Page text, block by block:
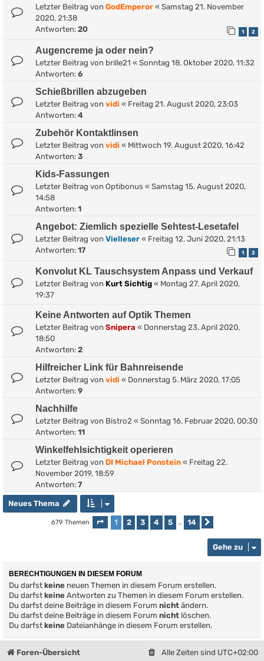
Letzter Beitrag von GodEmperor « Samstag 21. November
2020, 21:38
Antworten: 20 1 2
Augencreme ja oder nein?
Letzter Beitrag von brille21 « Sonntag 18. Oktober 2020, 11:32
Antworten: 6
Schießbrillen abzugeben
Letzter Beitrag von vidi « Freitag 21. August 2020, 23:03
Antworten: 4
Zubehör Kontaktlinsen
Letzter Beitrag von vidi « Mittwoch 19. August 2020, 16:42
Antworten: 3
Kids-Fassungen
Letzter Beitrag von Optibonus « Samstag 15. August 2020,
14:58
Antworten: 1
Angebot: Ziemlich spezielle Sehtest-Lesetafel
Letzter Beitrag von Vielleser « Freitag 12. Juni 2020, 21:13
Antworten: 17 1 2
Konvolut KL Tauschsystem Anpass und Verkauf
Letzter Beitrag von Kurt Sichtig « Montag 27. April 2020,
19:37
Keine Antworten auf Optik Themen
Letzter Beitrag von Snipera « Donnerstag 23. April 2020,
18:50
Antworten: 2
Hilfreicher Link für Bahnreisende
Letzter Beitrag von vidi « Donnerstag 5. März 2020, 17:05
Antworten: 9
Nachhilfe
Letzter Beitrag von Bistro2 « Sonntag 16. Februar 2020, 00:30
Antworten: 11
Winkelfehlsichtigkeit operieren
Letzter Beitrag von DI Michael Ponstein « Freitag 22.
November 2019, 18:59
Antworten: 7
Neues Thema
679 Themen Seite 1von 14
1 2 3 4 5 … 14
Gehe zu
BERECHTIGUNGEN IN DIESEM FORUM
Du darfst keine neuen Themen in diesem Forum erstellen.
Du darfst keine Antworten zu Themen in diesem Forum erstellen.
Du darfst deine Beiträge in diesem Forum nicht ändern.
Du darfst deine Beiträge in diesem Forum nicht löschen.
Du darfst keine Dateianhänge in diesem Forum erstellen.
Foren-Übersicht Alle Zeiten sind UTC+02:00